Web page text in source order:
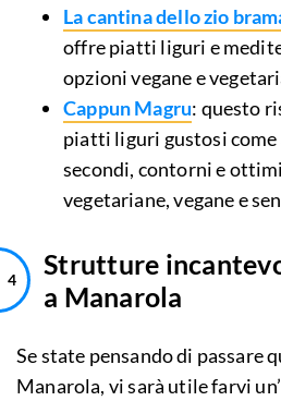
La cantina dello zio
offre piatti liguri e
opzioni vegane e
Cappun Magru: questo
piatti liguri gustosi
secondi, contorni e
vegetariane, vegane e
Strutture
a Manarola
Se state pensando di passare
Manarola, vi sarà utile farvi